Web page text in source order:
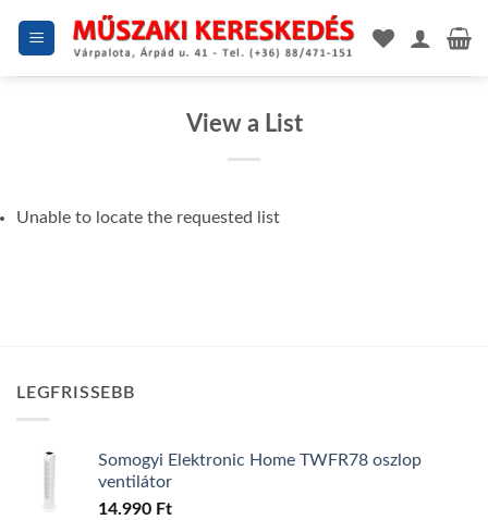
View a List
Unable to locate the requested list
LEGFRISSEBB
Somogyi Elektronic Home TWFR78 oszlop
ventilátor
14.990 Ft